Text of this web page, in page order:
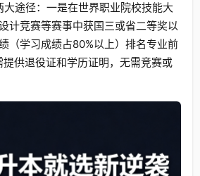
大途径：一是在世界职业院校技能大
计竞赛等赛事中获国三或省二等奖以
（学习成绩占80%以上）排名专业前
供退役证和学历证明，无需竞赛或